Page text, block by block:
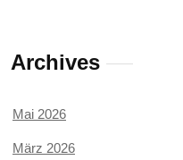
Archives
Mai 2026
März 2026